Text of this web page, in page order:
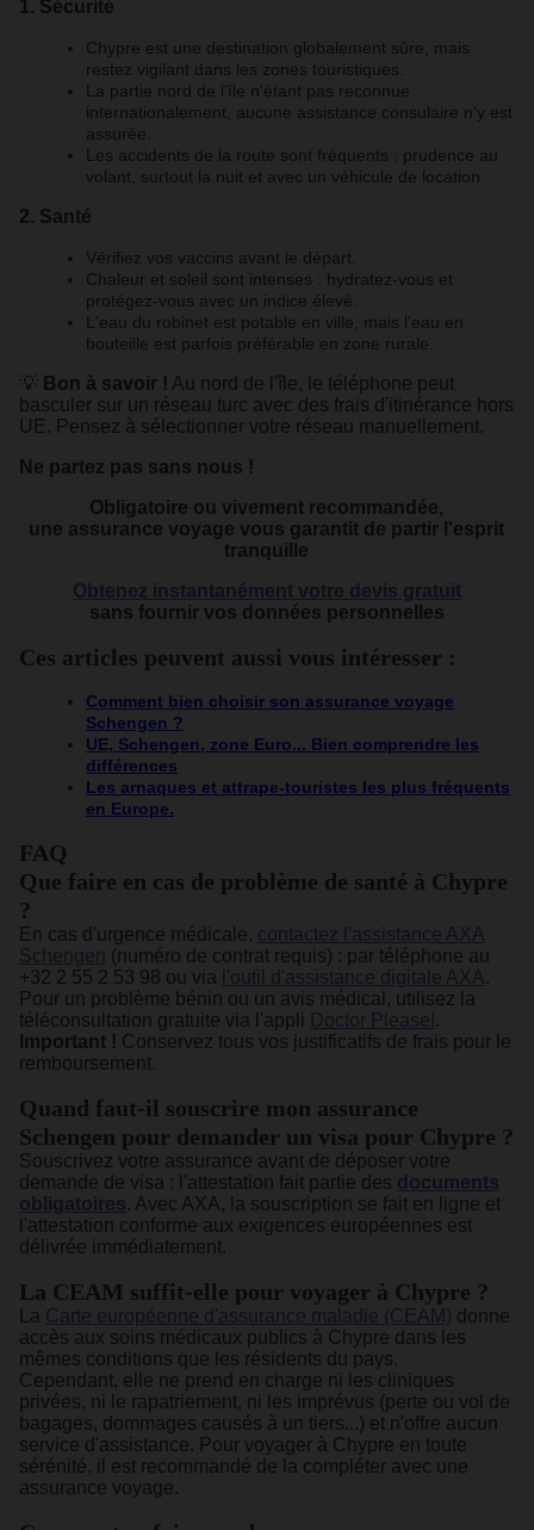
1. Sécurité
Chypre est une destination globalement sûre, mais
restez vigilant dans les zones touristiques.
La partie nord de l'île n'étant pas reconnue
internationalement, aucune assistance consulaire n'y est
assurée.
Les accidents de la route sont fréquents : prudence au
volant, surtout la nuit et avec un véhicule de location.
2. Santé
Vérifiez vos vaccins avant le départ.
Chaleur et soleil sont intenses : hydratez-vous et
protégez-vous avec un indice élevé.
L'eau du robinet est potable en ville, mais l'eau en
bouteille est parfois préférable en zone rurale.
💡 Bon à savoir ! Au nord de l'île, le téléphone peut
basculer sur un réseau turc avec des frais d'itinérance hors
UE. Pensez à sélectionner votre réseau manuellement.
Ne partez pas sans nous !
Obligatoire ou vivement recommandée,
une assurance voyage vous garantit de partir l'esprit
tranquille
Obtenez instantanément votre devis gratuit
sans fournir vos données personnelles
Ces articles peuvent aussi vous intéresser :
Comment bien choisir son assurance voyage
Schengen ?
UE, Schengen, zone Euro... Bien comprendre les
différences
Les arnaques et attrape-touristes les plus fréquents
en Europe.
FAQ
Que faire en cas de problème de santé à Chypre
?
En cas d'urgence médicale, contactez l'assistance AXA
Schengen
(numéro de contrat requis) : par téléphone au
+32 2 55 2 53 98 ou via l'outil d'assistance digitale AXA.
Pour un problème bénin ou un avis médical, utilisez la
téléconsultation gratuite via l'appli Doctor Please!.
Important ! Conservez tous vos justificatifs de frais pour le
remboursement.
Quand faut-il souscrire mon assurance
Schengen pour demander un visa pour Chypre ?
Souscrivez votre assurance avant de déposer votre
demande de visa : l'attestation fait partie des documents
obligatoires. Avec AXA, la souscription se fait en ligne et
l'attestation conforme aux exigences européennes est
délivrée immédiatement.
La CEAM suffit-elle pour voyager à Chypre ?
La Carte européenne d'assurance maladie (CEAM) donne
accès aux soins médicaux publics à Chypre dans les
mêmes conditions que les résidents du pays.
Cependant, elle ne prend en charge ni les cliniques
privées, ni le rapatriement, ni les imprévus (perte ou vol de
bagages, dommages causés à un tiers...) et n'offre aucun
service d'assistance. Pour voyager à Chypre en toute
sérénité, il est recommandé de la compléter avec une
assurance voyage.